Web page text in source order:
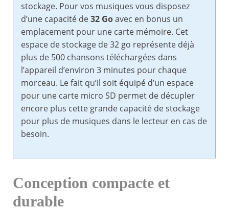
stockage. Pour vos musiques vous disposez
d’une capacité de32 Goavec en bonus un
emplacement pour une carte mémoire. Cet
espace de stockage de 32 go représente déjà
plus de 500 chansons téléchargées dans
l’appareil d’environ 3 minutes pour chaque
morceau. Le fait qu’il soit équipé d’un espace
pour une carte micro SD permet de décupler
encore plus cette grande capacité de stockage
pour plus de musiques dans le lecteur en cas de
besoin.
Conception compacte et
durable